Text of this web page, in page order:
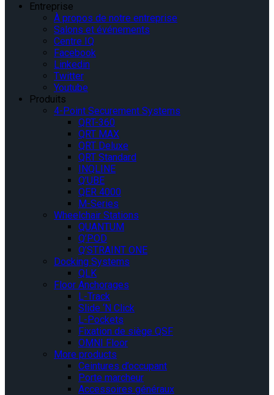
Entreprise
À propos de notre entreprise
Salons et événements
Centre IQ
Facebook
Linkedin
Twitter
Youtube
Produits
4-Point Securement Systems
QRT-360
QRT MAX
QRT Deluxe
QRT Standard
INQLINE
Q’UBE
QER 4000
M-Series
Wheelchair Stations
QUANTUM
Q’POD
Q’STRAINT ONE
Docking Systems
QLK
Floor Anchorages
L-Track
Slide ‘N Click
L-Pockets
Fixation de siège QSF
OMNI Floor
More products
Ceintures d’occupant
Porte marcheur
Accessoires généraux